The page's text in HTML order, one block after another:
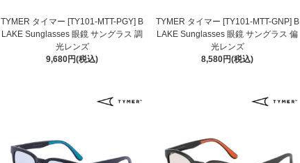
TYMER タイマー [TY101-MTT-PGY] B
LAKE Sunglasses 眼鏡 サングラス 調
光レンズ
9,680円(税込)
TYMER タイマー [TY101-MTT-GNP] B
LAKE Sunglasses 眼鏡 サングラス 偏
光レンズ
8,580円(税込)